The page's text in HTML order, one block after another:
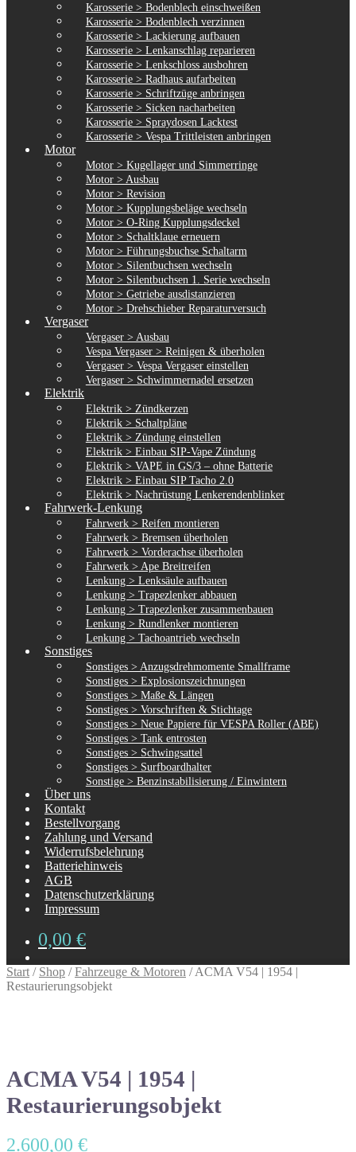
Karosserie > Bodenblech einschweißen
Karosserie > Bodenblech verzinnen
Karosserie > Lackierung aufbauen
Karosserie > Lenkanschlag reparieren
Karosserie > Lenkschloss ausbohren
Karosserie > Radhaus aufarbeiten
Karosserie > Schriftzüge anbringen
Karosserie > Sicken nacharbeiten
Karosserie > Spraydosen Lacktest
Karosserie > Vespa Trittleisten anbringen
Motor
Motor > Kugellager und Simmerringe
Motor > Ausbau
Motor > Revision
Motor > Kupplungsbeläge wechseln
Motor > O-Ring Kupplungsdeckel
Motor > Schaltklaue erneuern
Motor > Führungsbuchse Schaltarm
Motor > Silentbuchsen wechseln
Motor > Silentbuchsen 1. Serie wechseln
Motor > Getriebe ausdistanzieren
Motor > Drehschieber Reparaturversuch
Vergaser
Vergaser > Ausbau
Vespa Vergaser > Reinigen & überholen
Vergaser > Vespa Vergaser einstellen
Vergaser > Schwimmernadel ersetzen
Elektrik
Elektrik > Zündkerzen
Elektrik > Schaltpläne
Elektrik > Zündung einstellen
Elektrik > Einbau SIP-Vape Zündung
Elektrik > VAPE in GS/3 – ohne Batterie
Elektrik > Einbau SIP Tacho 2.0
Elektrik > Nachrüstung Lenkerendenblinker
Fahrwerk-Lenkung
Fahrwerk > Reifen montieren
Fahrwerk > Bremsen überholen
Fahrwerk > Vorderachse überholen
Fahrwerk > Ape Breitreifen
Lenkung > Lenksäule aufbauen
Lenkung > Trapezlenker abbauen
Lenkung > Trapezlenker zusammenbauen
Lenkung > Rundlenker montieren
Lenkung > Tachoantrieb wechseln
Sonstiges
Sonstiges > Anzugsdrehmomente Smallframe
Sonstiges > Explosionszeichnungen
Sonstiges > Maße & Längen
Sonstiges > Vorschriften & Stichtage
Sonstiges > Neue Papiere für VESPA Roller (ABE)
Sonstiges > Tank entrosten
Sonstiges > Schwingsattel
Sonstiges > Surfboardhalter
Sonstige > Benzinstabilisierung / Einwintern
Über uns
Kontakt
Bestellvorgang
Zahlung und Versand
Widerrufsbelehrung
Batteriehinweis
AGB
Datenschutzerklärung
Impressum
0,00 €
Start / Shop /Fahrzeuge & Motoren /ACMA V54 | 1954 |
Restaurierungsobjekt
ACMA V54 | 1954 |
Restaurierungsobjekt
2.600,00 €